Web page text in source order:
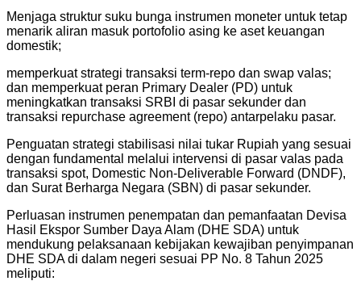
Menjaga struktur suku bunga instrumen moneter untuk tetap
menarik aliran masuk portofolio asing ke aset keuangan
domestik;
memperkuat strategi transaksi term-repo dan swap valas;
dan memperkuat peran Primary Dealer (PD) untuk
meningkatkan transaksi SRBI di pasar sekunder dan
transaksi repurchase agreement (repo) antarpelaku pasar.
Penguatan strategi stabilisasi nilai tukar Rupiah yang sesuai
dengan fundamental melalui intervensi di pasar valas pada
transaksi spot, Domestic Non-Deliverable Forward (DNDF),
dan Surat Berharga Negara (SBN) di pasar sekunder.
Perluasan instrumen penempatan dan pemanfaatan Devisa
Hasil Ekspor Sumber Daya Alam (DHE SDA) untuk
mendukung pelaksanaan kebijakan kewajiban penyimpanan
DHE SDA di dalam negeri sesuai PP No. 8 Tahun 2025
meliputi: